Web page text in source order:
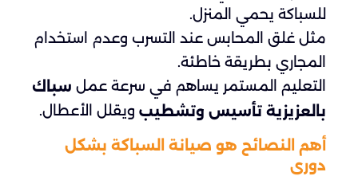
للسباكة يحمي المنزل.
مثل غلق المحابس عند التسرب وعدم استخدام
المجاري بطريقة خاطئة.
التعليم المستمر يساهم في سرعة عمل سباك
بالعزيزية تأسيس وتشطيب ويقلل الأعطال.
أهم النصائح هو صيانة السباكة بشكل
دوري